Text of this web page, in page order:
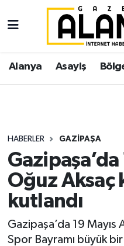
Alanya Asayiş
HABERLER GAZIPAŞA
Gazipaşa’da
Oğuz Aksaç
kutlandı
Gazipaşa’da 19 Mayıs
Spor Bayramı büyük
Alanya
Asayiş
Siyaset
Spor
Turizm
Ekonomi
İstanbul Nöbetçi
İstanbul Hava
Süper Lig Puan
Tüm Manşetler
Son Dakika Haberleri
Haber Arşivi